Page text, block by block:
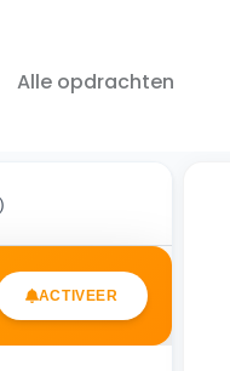
Alle opdrachten
ACTIVEER